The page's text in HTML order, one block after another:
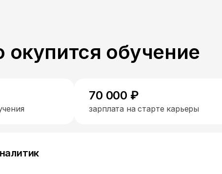
окупится обучение
70 000 ₽
зарплата на старте карьеры